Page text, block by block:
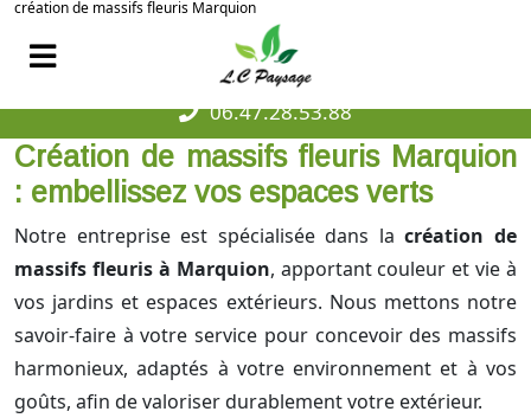
création de massifs fleuris Marquion
06.47.28.53.88
Création de massifs fleuris Marquion
: embellissez vos espaces verts
Notre entreprise est spécialisée dans lacréation de
massifs fleuris à Marquion, apportant couleur et vie à
vos jardins et espaces extérieurs. Nous mettons notre
savoir-faire à votre service pour concevoir des massifs
harmonieux, adaptés à votre environnement et à vos
goûts, afin de valoriser durablement votre extérieur.